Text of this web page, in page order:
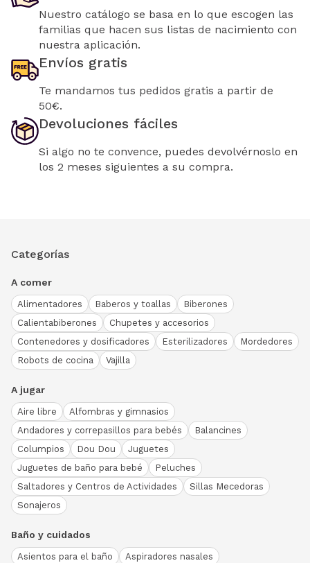
Nuestro catálogo se basa en lo que escogen las
familias que hacen sus listas de nacimiento con
nuestra aplicación.
Envíos gratis
Te mandamos tus pedidos gratis a partir de
50€.
Devoluciones fáciles
Si algo no te convence, puedes devolvérnoslo en
los 2 meses siguientes a su compra.
Categorías
A comer
Alimentadores Baberos y toallas
Biberones
Calientabiberones
Chupetes y accesorios
Contenedores y dosificadores
Esterilizadores
Mordedores
Robots de cocina
Vajilla
A jugar
Aire libre
Alfombras y gimnasios
Andadores y correpasillos para bebés
Balancines
Columpios
Dou Dou
Juguetes
Juguetes de baño para bebé
Peluches
Saltadores y Centros de Actividades
Sillas Mecedoras
Sonajeros
Baño y cuidados
Asientos para el baño
Aspiradores nasales